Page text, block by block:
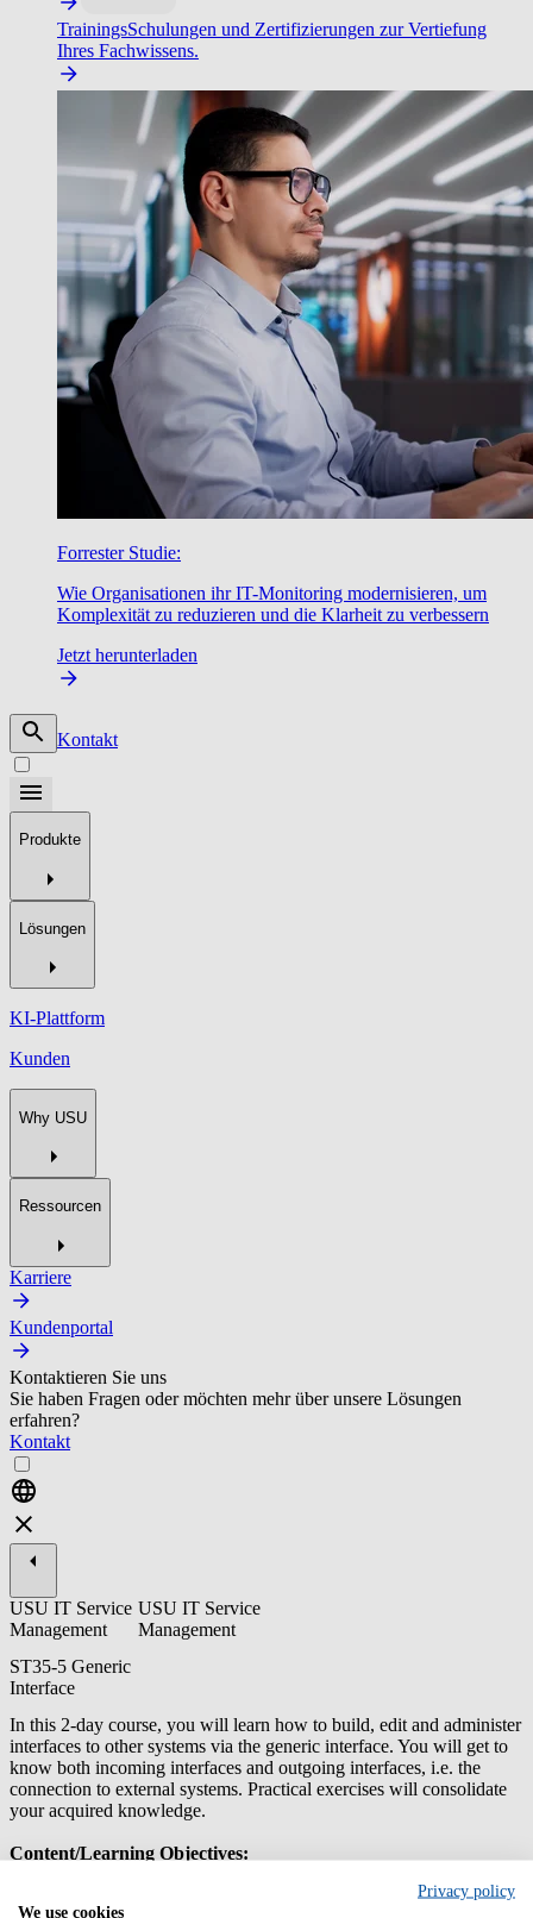
TrainingsSchulungen und Zertifizierungen zur Vertiefung
Ihres Fachwissens.
Forrester Studie:
Wie Organisationen ihr IT-Monitoring modernisieren, um
Komplexität zu reduzieren und die Klarheit zu verbessern
Jetzt herunterladen
Kontakt
Produkte
Lösungen
KI-Plattform
Kunden
Why USU
Ressourcen
Karriere
Kundenportal
Kontaktieren Sie uns
Sie haben Fragen oder möchten mehr über unsere Lösungen
erfahren?
Kontakt
USU IT Service
Management
ST35-5 Generic
Interface
USU IT Service
Management
In this 2-day course, you will learn how to build, edit and administer
interfaces to other systems via the generic interface. You will get to
know both incoming interfaces and outgoing interfaces, i.e. the
connection to external systems. Practical exercises will consolidate
your acquired knowledge.
Content/Learning Objectives:
You have understood the basics of interface options of USU
Privacy policy
We use cookies